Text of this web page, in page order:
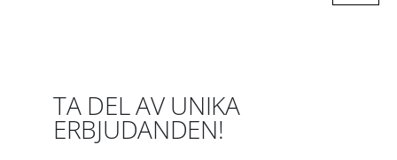
TA DEL AV UNIKA
ERBJUDANDEN!